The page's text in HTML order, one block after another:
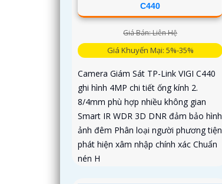
C440
Giá Bán: Liên Hệ
Giá Khuyến Mại: 5%-35%
Camera Giám Sát TP-Link VIGI C440
ghi hình 4MP chi tiết ống kính 2.
8/4mm phù hợp nhiều không gian
Smart IR WDR 3D DNR đảm bảo hình
ảnh đêm Phân loại người phương tiện
phát hiện xâm nhập chính xác Chuẩn
nén H